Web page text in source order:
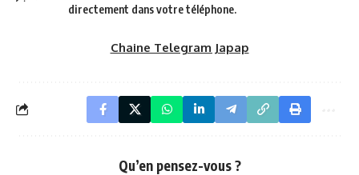
directement dans votre téléphone.
Chaine Telegram Japap
Qu’en pensez-vous ?